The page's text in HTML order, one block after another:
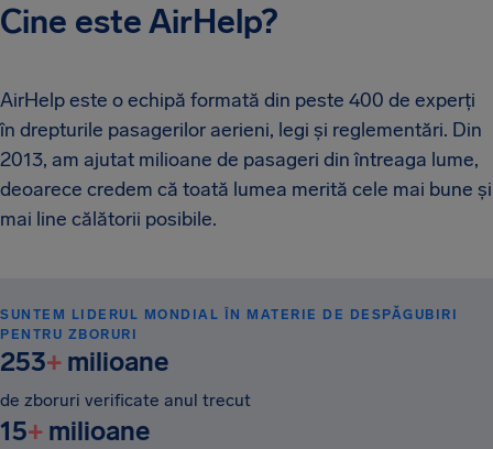
Cine este AirHelp?
AirHelp este o echipă formată din peste 400 de experți
în drepturile pasagerilor aerieni, legi și reglementări. Din
2013, am ajutat milioane de pasageri din întreaga lume,
deoarece credem că toată lumea merită cele mai bune și
mai line călătorii posibile.
SUNTEM LIDERUL MONDIAL ÎN MATERIE DE DESPĂGUBIRI
PENTRU ZBORURI
253+ milioane
de zboruri verificate anul trecut
15+ milioane